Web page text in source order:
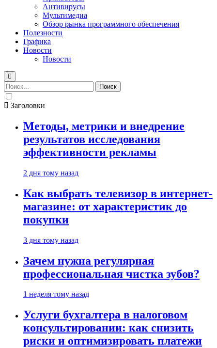
Антивирусы
Мультимедиа
Обзор рынка программного обеспечения
Полезности
Графика
Новости
Новости
Найти:
Заголовки
Методы, метрики и внедрение
результатов исследования
эффективности рекламы
2 дня тому назад
Как выбрать телевизор в интернет-
магазине: от характеристик до
покупки
3 дня тому назад
Зачем нужна регулярная
профессиональная чистка зубов?
1 неделя тому назад
Услуги бухгалтера в налоговом
консультировании: как снизить
риски и оптимизировать платежи